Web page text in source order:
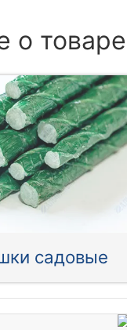
о товаре
садовые